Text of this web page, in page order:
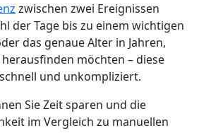
zwischen zwei Ereignissen
der Tage bis zu einem wichtigen
das genaue Alter in Jahren,
möchten – diese
und unkompliziert.
Sie Zeit sparen und die
im Vergleich zu manuellen